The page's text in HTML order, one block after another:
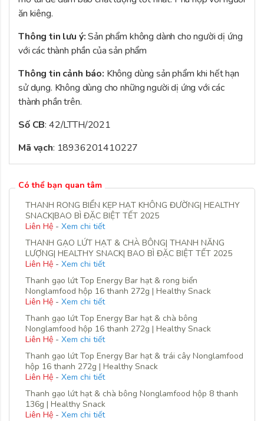
ăn kiêng.
Thông tin lưu ý:Sản phẩm không dành cho người dị ứng
với các thành phần của sản phẩm
Thông tin cảnh báo: Không dùng sản phẩm khi hết hạn
sử dụng. Không dùng cho những người dị ứng với các
thành phần trên.
Số CB: 42/LTTH/2021
Mã vạch: 18936201410227
Có thể bạn quan tâm
THANH RONG BIỂN KẸP HẠT KHÔNG ĐƯỜNG| HEALTHY
SNACK|BAO BÌ ĐẶC BIỆT TẾT 2025
Liên Hệ - Xem chi tiết
THANH GẠO LỨT HẠT & CHÀ BÔNG| THANH NĂNG
LƯỢNG| HEALTHY SNACK| BAO BÌ ĐẶC BIỆT TẾT 2025
Liên Hệ - Xem chi tiết
Thanh gạo lứt Top Energy Bar hạt & rong biển
Nonglamfood hộp 16 thanh 272g | Healthy Snack
Liên Hệ - Xem chi tiết
Thanh gạo lứt Top Energy Bar hạt & chà bông
Nonglamfood hộp 16 thanh 272g | Healthy Snack
Liên Hệ - Xem chi tiết
Thanh gạo lứt Top Energy Bar hạt & trái cây Nonglamfood
hộp 16 thanh 272g | Healthy Snack
Liên Hệ - Xem chi tiết
Thanh gạo lứt hạt & chà bông Nonglamfood hộp 8 thanh
136g | Healthy Snack
Liên Hệ - Xem chi tiết